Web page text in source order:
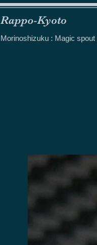
Rappo-Kyoto
Morinoshizuku : Magic spout